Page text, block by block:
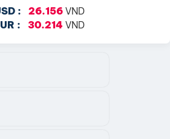
: 26.156VND
: 30.214 VND